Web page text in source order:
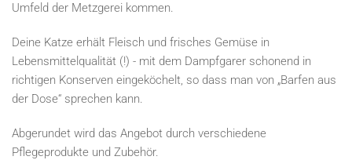
Umfeld der Metzgerei kommen.
Deine Katze erhält Fleisch und frisches Gemüse in
Lebensmittelqualität (!) - mit dem Dampfgarer schonend in
richtigen Konserven eingeköchelt, so dass man von „Barfen aus
der Dose“ sprechen kann.
Abgerundet wird das Angebot durch verschiedene
Pflegeprodukte und Zubehör.